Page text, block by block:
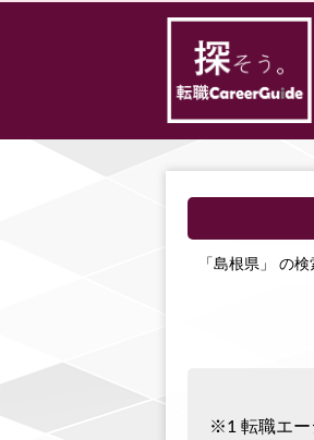
「島根県」 の
※1 転職エー